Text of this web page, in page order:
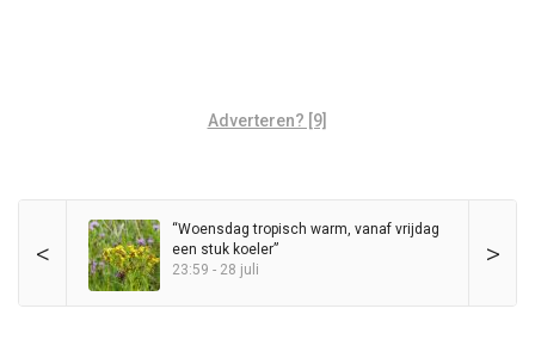
Adverteren? [9]
< >
“Woensdag tropisch warm, vanaf vrijdag
een stuk koeler”
23:59 - 28 juli